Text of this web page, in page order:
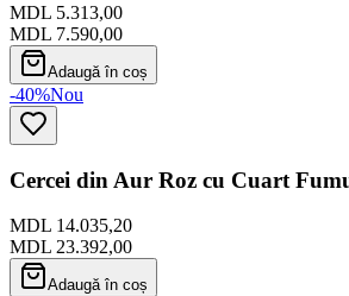
MDL 5.313,00
MDL 7.590,00
Adaugă în coș
-40%Nou
Cercei din Aur Roz cu Cuart
MDL 14.035,20
MDL 23.392,00
Adaugă în coș